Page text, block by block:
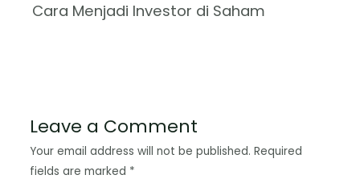
Cara Menjadi Investor di Saham
Leave a Comment
Your email address will not be published. Required
fields are marked *